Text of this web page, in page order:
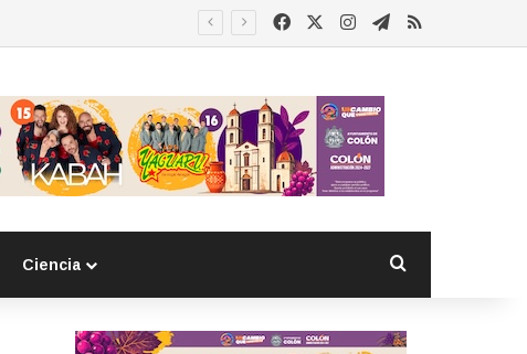
FacebookInstagram
Telegram
RSS
Ciencia